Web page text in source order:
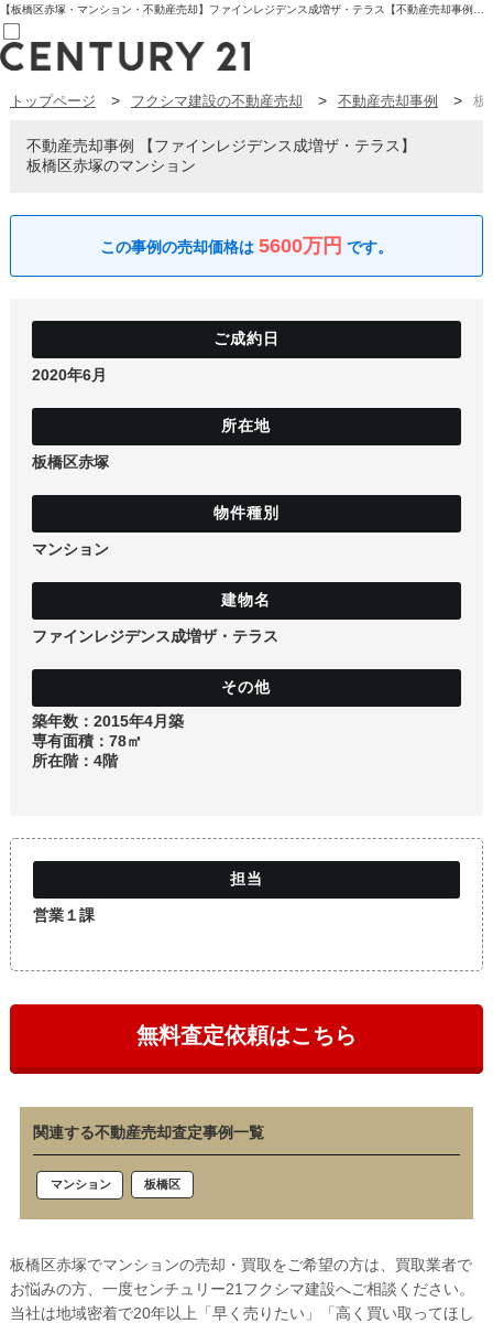
売買部
賃貸部
03-6912-3505
新規会員登録
物件閲覧履歴
購入TOP
学区から探す
町名から探す
新築戸建て
中古戸建て
トップページ フクシマ建設の不動産売却 不動産売却事例 板
不動産売却事例
ファインレジデンス成増ザ・テラス
板橋区赤塚のマンション
5600万円
2020年6月
板橋区赤塚
マンション
ファインレジデンス成増ザ・テラス
築年数：2015年4月築
専有面積：78㎡
所在階：4階
営業１課
無料査定依頼はこちら
関連する不動産売却査定事例一覧
マンション 板橋区
板橋区赤塚でマンションの売却・買取をご希望の方は、買取業者で
お悩みの方、一度センチュリー21フクシマ建設へご相談ください。
当社は地域密着で20年以上「早く売りたい」「高く買い取ってほし